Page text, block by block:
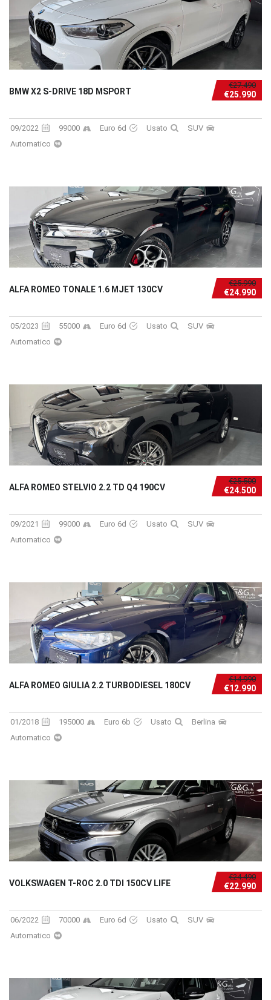
€27.490
€25.990
BMW X2 S-DRIVE 18D MSPORT
09/2022 99000 Euro 6d Usato
SUV
Automatico
€25.990
€24.990
ALFA ROMEO TONALE 1.6 MJET 130CV
05/2023 55000 Euro 6d Usato
SUV
Automatico
€25.500
€24.500
ALFA ROMEO STELVIO 2.2 TD Q4 190CV
09/2021 99000 Euro 6d Usato
SUV
Automatico
€14.990
€12.990
ALFA ROMEO GIULIA 2.2 TURBODIESEL 180CV
01/2018 195000 Euro 6b Usato
Berlina
Automatico
€24.490
€22.990
VOLKSWAGEN T-ROC 2.0 TDI 150CV LIFE
06/2022 70000 Euro 6d Usato
SUV
Automatico